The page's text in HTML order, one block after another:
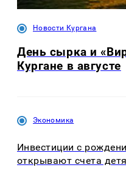
Новости Кургана
День сырка и
Кургане в августе
Экономика
Инвестиции с
открывают счета